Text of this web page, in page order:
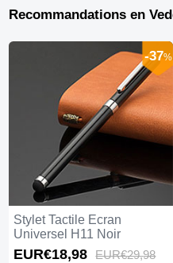
Recommandations en
Stylet Tactile Ecran
Universel H11 Noir
-37%
EUR€18,98 EUR€29,98